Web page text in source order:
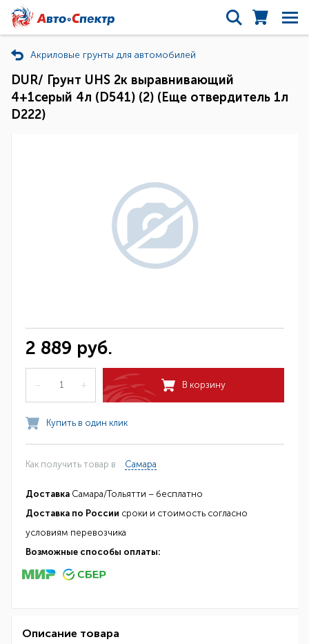
Акриловые грунты для автомобилей
DUR/ Грунт UHS 2к выравнивающий
4+1серый 4л (D541) (2) (Еще отвердитель 1л
D222)
2 889 руб.
– + В корзину
Купить в один клик
Как получить товар в Самара
Доставка Самара/Тольятти – бесплатно
Доставка по России сроки и стоимость согласно
условиям перевозчика
Возможные способы оплаты:
Описание товара